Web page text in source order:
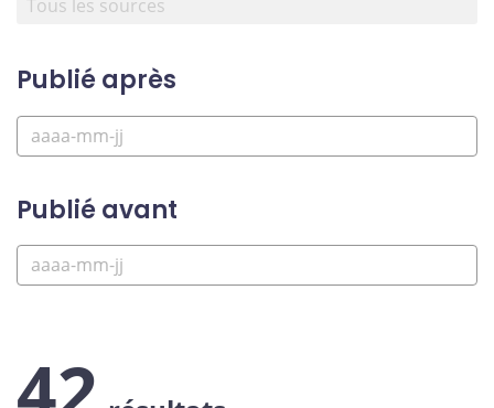
Publié après
Publié avant